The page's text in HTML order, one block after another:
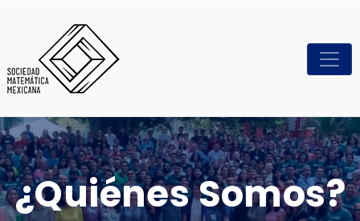
¿Quiénes Somos?